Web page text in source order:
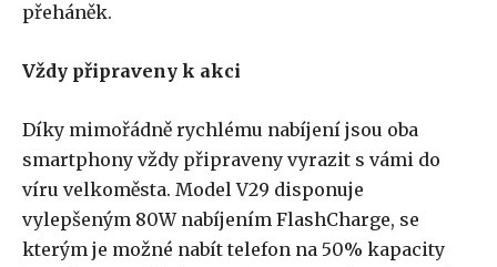
přeháněk.
Vždy připraveny k akci
Díky mimořádně rychlému nabíjení jsou oba
smartphony vždy připraveny vyrazit s vámi do
víru velkoměsta. Model V29 disponuje
vylepšeným 80W nabíjením FlashCharge, se
kterým je možné nabít telefon na 50% kapacity